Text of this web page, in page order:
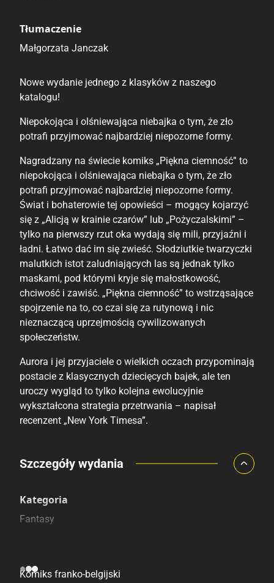
Tłumaczenie
Małgorzata Janczak
Nowe wydanie jednego z klasyków z naszego
katalogu!
Niepokojąca i olśniewająca niebajka o tym, że zło
potrafi przyjmować najbardziej niepozorne formy.
Nagradzany na świecie komiks „Piękna ciemność” to
niepokojąca i olśniewająca niebajka o tym, że zło
potrafi przyjmować najbardziej niepozorne formy.
Świat i bohaterowie tej opowieści – mogący kojarzyć
się z „Alicją w krainie czarów” lub „Pożyczalskimi” –
tylko na pierwszy rzut oka wydają się mili, przyjaźni i
ładni. Łatwo dać im się zwieść. Słodziutkie twarzyczki
malutkich istot zaludniających las są jednak tylko
maskami, pod którymi kryje się małostkowość,
chciwość i zawiść. „Piękna ciemność” to wstrząsające
spojrzenie na to, co czai się za rutynową i nic
nieznaczącą uprzejmością cywilizowanych
społeczeństw.
Aurora i jej przyjaciele o wielkich oczach przypominają
postacie z klasycznych dziecięcych bajek, ale ten
uroczy wygląd to tylko kolejna ewolucyjnie
wykształcona strategia przetrwania – napisał
recenzent „New York Timesa”.
Porównaj ceny
Szczegóły wydania
Kategoria
Fantasy
Komiks franko-belgijski